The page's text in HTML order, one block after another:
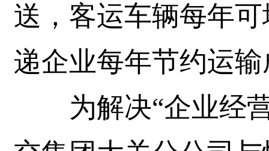
送，客运车辆每年
递企业每年节约运
为解决“企业经营